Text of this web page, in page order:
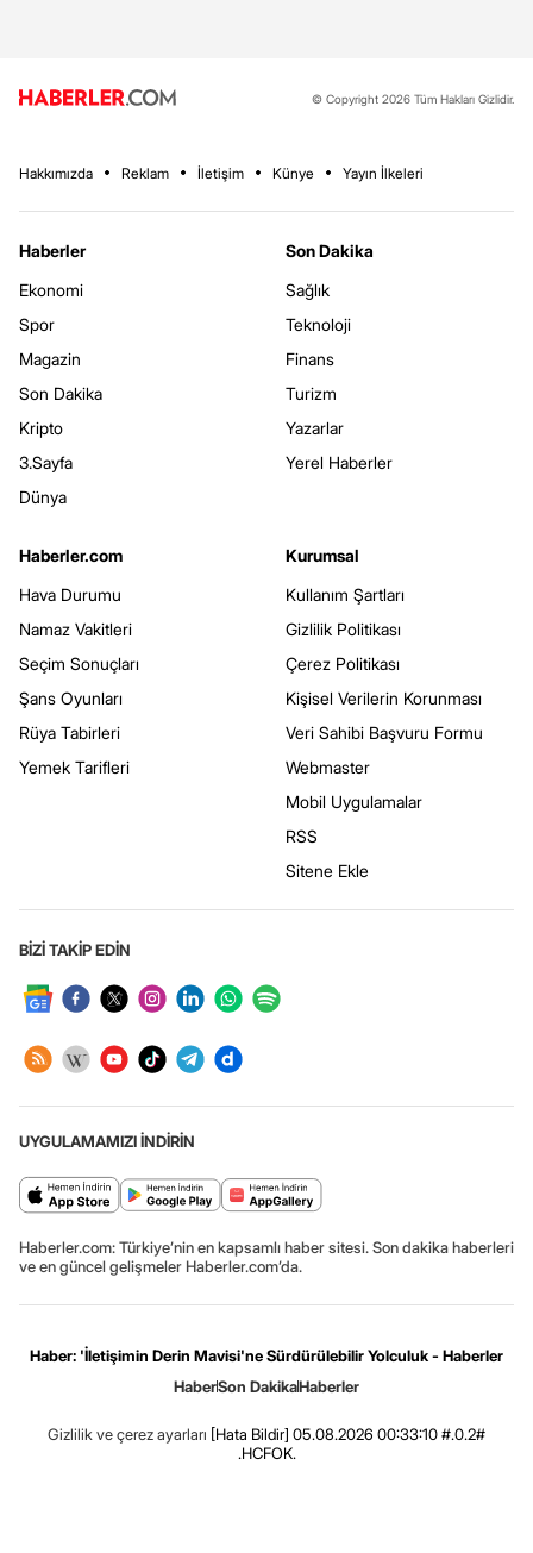
© Copyright 2026 Tüm Hakları Gizlidir.
Hakkımızda Reklam İletişim Künye Yayın İlkeleri
Haberler
Ekonomi
Spor
Magazin
Son Dakika
Kripto
3.Sayfa
Dünya
Son Dakika
Sağlık
Teknoloji
Finans
Turizm
Yazarlar
Yerel Haberler
Haberler.com
Hava Durumu
Namaz Vakitleri
Seçim Sonuçları
Şans Oyunları
Rüya Tabirleri
Yemek Tarifleri
Kurumsal
Kullanım Şartları
Gizlilik Politikası
Çerez Politikası
Kişisel Verilerin Korunması
Veri Sahibi Başvuru Formu
Webmaster
Mobil Uygulamalar
RSS
Sitene Ekle
BİZİ TAKİP EDİN
UYGULAMAMIZI İNDİRİN
Haberler.com: Türkiye’nin en kapsamlı haber sitesi. Son dakika haberleri
ve en güncel gelişmeler Haberler.com’da.
Haber: 'İletişimin Derin Mavisi'ne Sürdürülebilir Yolculuk - Haberler
HaberSon DakikaHaberler
Gizlilik ve çerez ayarları [Hata Bildir] 05.08.2026 00:33:10 #.0.2#
.HCFOK.